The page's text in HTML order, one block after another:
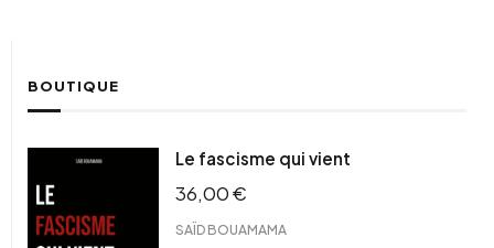
BOUTIQUE
Le fascisme qui vient
36,00€
SAÏD BOUAMAMA